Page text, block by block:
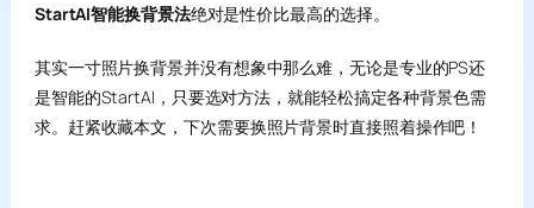
StartAI智能换背景法绝对是性价比最高的选择。
其实一寸照片换背景并没有想象中那么难，无论是专业的PS还
是智能的StartAI，只要选对方法，就能轻松搞定各种背景色需
求。赶紧收藏本文，下次需要换照片背景时直接照着操作吧！